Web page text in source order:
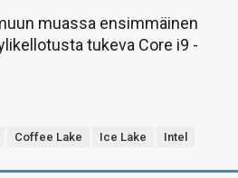
muassa ensimmäinen
tukeva Core i9 -
Coffee Lake Ice Lake Intel